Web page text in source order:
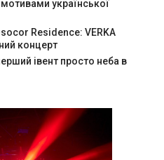
української
Residence: VERKA
концерт
івент просто неба в